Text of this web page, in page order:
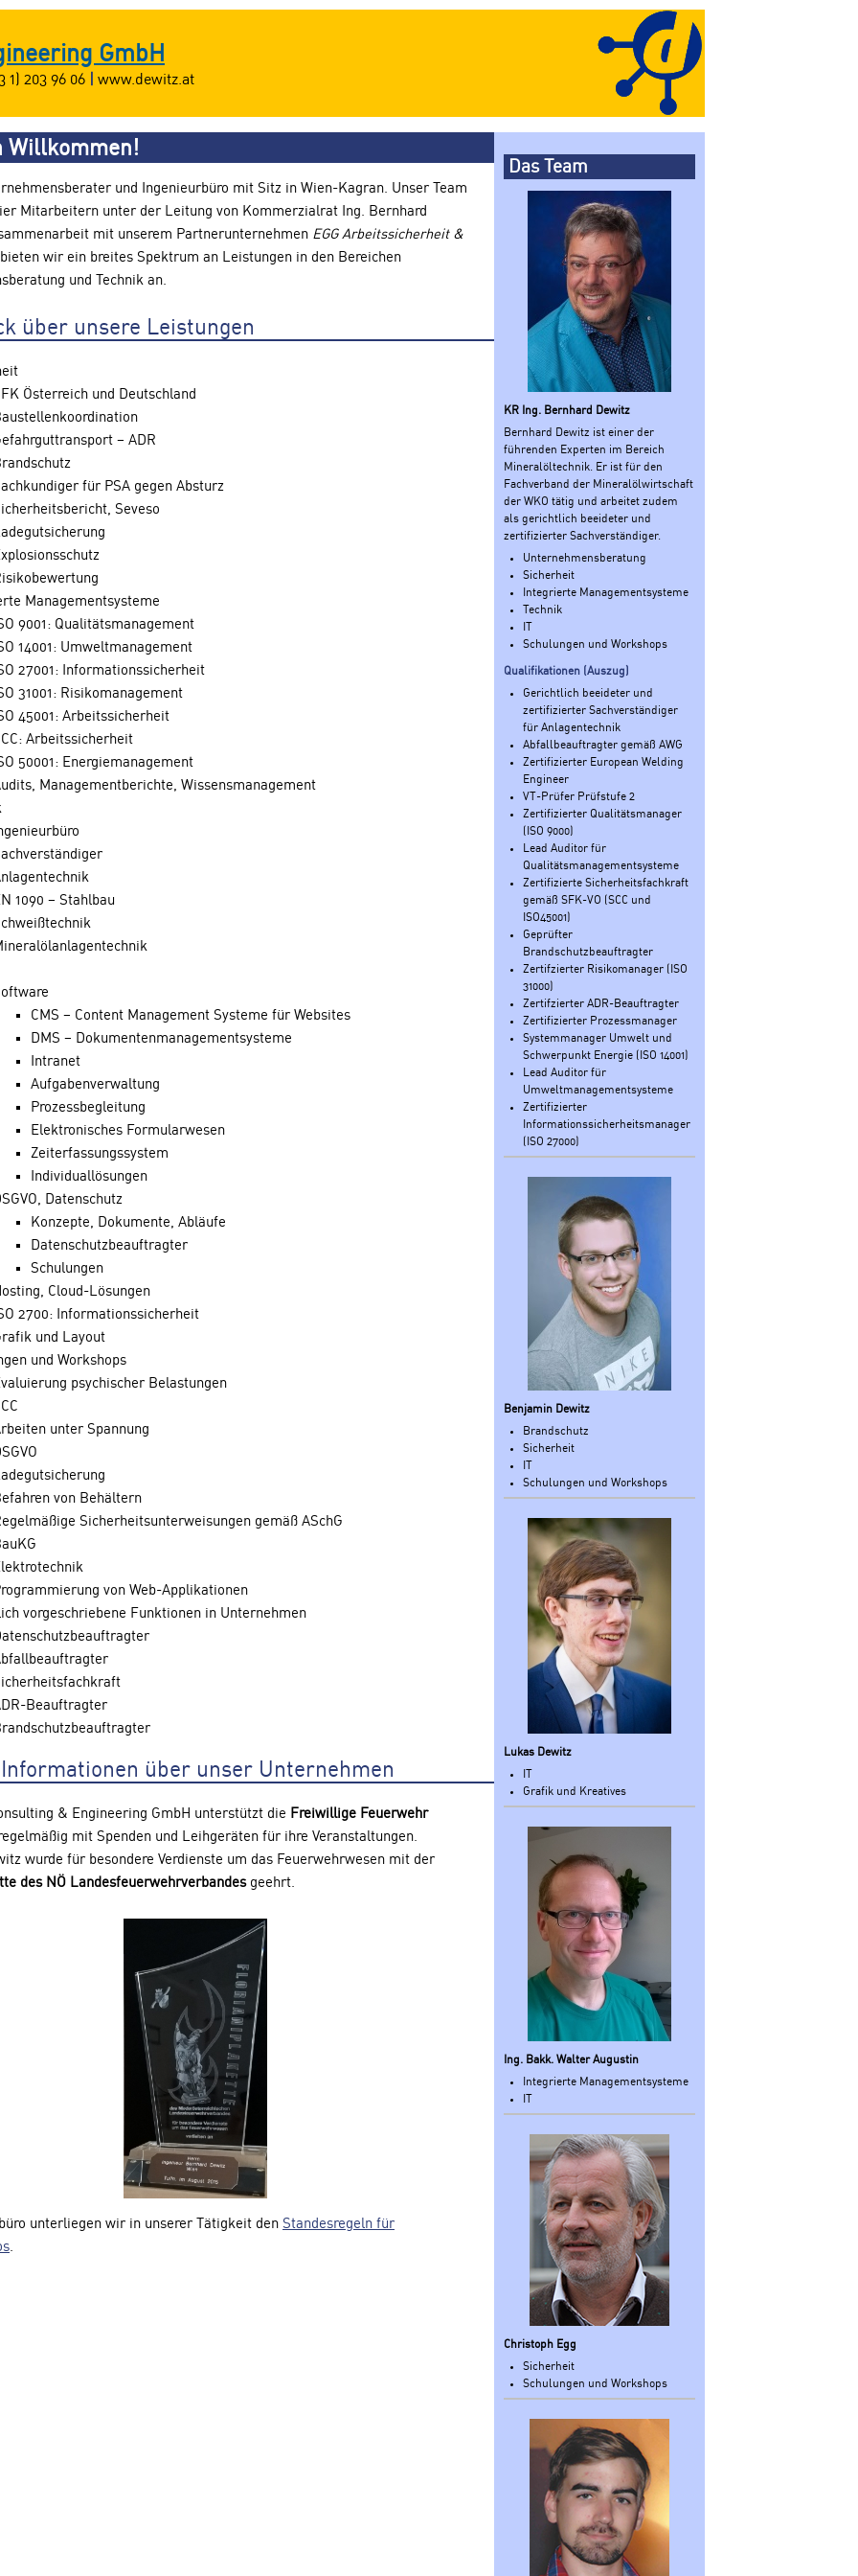
GmbH
1) 203 96 06 www.dewitz.at
Das Team
KR Ing. Bernhard Dewitz
Bernhard Dewitz ist einer der
führenden Experten im Bereich
Mineralöltechnik. Er ist für den
Fachverband der Mineralölwirtschaft
der WKO tätig und arbeitet zudem
als gerichtlich beeideter und
zertifizierter Sachverständiger.
Unternehmensberatung
Sicherheit
Integrierte Managementsysteme
Technik
Schulungen und Workshops
Qualifikationen (Auszug)
Gerichtlich beeideter und
zertifizierter Sachverständiger
für Anlagentechnik
Abfallbeauftragter gemäß AWG
Zertifizierter European Welding
Engineer
VT-Prüfer Prüfstufe 2
Zertifizierter Qualitätsmanager
(ISO 9000)
Lead Auditor für
Qualitätsmanagementsysteme
Zertifizierte Sicherheitsfachkraft
gemäß SFK-VO (SCC und
ISO45001)
Geprüfter
Brandschutzbeauftragter
Zertifzierter Risikomanager (ISO
31000)
Zertifzierter ADR-Beauftragter
Zertifizierter Prozessmanager
Systemmanager Umwelt und
Schwerpunkt Energie (ISO 14001)
Lead Auditor für
Umweltmanagementsysteme
Zertifizierter
Informationssicherheitsmanager
(ISO 27000)
Benjamin Dewitz
Brandschutz
Sicherheit
Schulungen und Workshops
Lukas Dewitz
Grafik und Kreatives
Ing. Bakk. Walter Augustin
Integrierte Managementsysteme
Christoph Egg
Sicherheit
Schulungen und Workshops
Willkommen!
und Ingenieurbüro mit Sitz in Wien-Kagran. Unser Team
Mitarbeitern unter der Leitung von Kommerzialrat Ing. Bernhard
mit unserem Partnerunternehmen EGG Arbeitssicherheit &
wir ein breites Spektrum an Leistungen in den Bereichen
und Technik an.
über unsere Leistungen
Österreich und Deutschland
– ADR
für PSA gegen Absturz
Seveso
Ladegutsicherung
Managementsysteme
9001: Qualitätsmanagement
14001: Umweltmanagement
27001: Informationssicherheit
31001: Risikomanagement
45001: Arbeitssicherheit
Arbeitssicherheit
50001: Energiemanagement
Managementberichte, Wissensmanagement
1090 – Stahlbau
CMS – Content Management Systeme für Websites
DMS – Dokumentenmanagementsysteme
Intranet
Aufgabenverwaltung
Prozessbegleitung
Elektronisches Formularwesen
Zeiterfassungssystem
Individuallösungen
Datenschutz
Konzepte, Dokumente, Abläufe
Datenschutzbeauftragter
Schulungen
Cloud-Lösungen
2700: Informationssicherheit
und Layout
und Workshops
psychischer Belastungen
unter Spannung
Ladegutsicherung
von Behältern
Sicherheitsunterweisungen gemäß ASchG
von Web-Applikationen
vorgeschriebene Funktionen in Unternehmen
Beauftragter
über unser Unternehmen
& Engineering GmbH unterstützt die Freiwillige Feuerwehr
mit Spenden und Leihgeräten für ihre Veranstaltungen.
wurde für besondere Verdienste um das Feuerwehrwesen mit der
des NÖ Landesfeuerwehrverbandesgeehrt.
unterliegen wir in unserer Tätigkeit den Standesregeln für